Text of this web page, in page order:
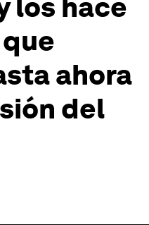
los hace
ahora
del